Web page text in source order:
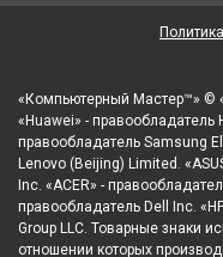
«Компьютерный Мастер™» ©
«Huawei» -
правообладатель Samsung
Lenovo (Beijing) Limited.
Inc. «ACER» -
правообладатель Dell Inc.
Group LLC. Товарные знаки
отношении которых